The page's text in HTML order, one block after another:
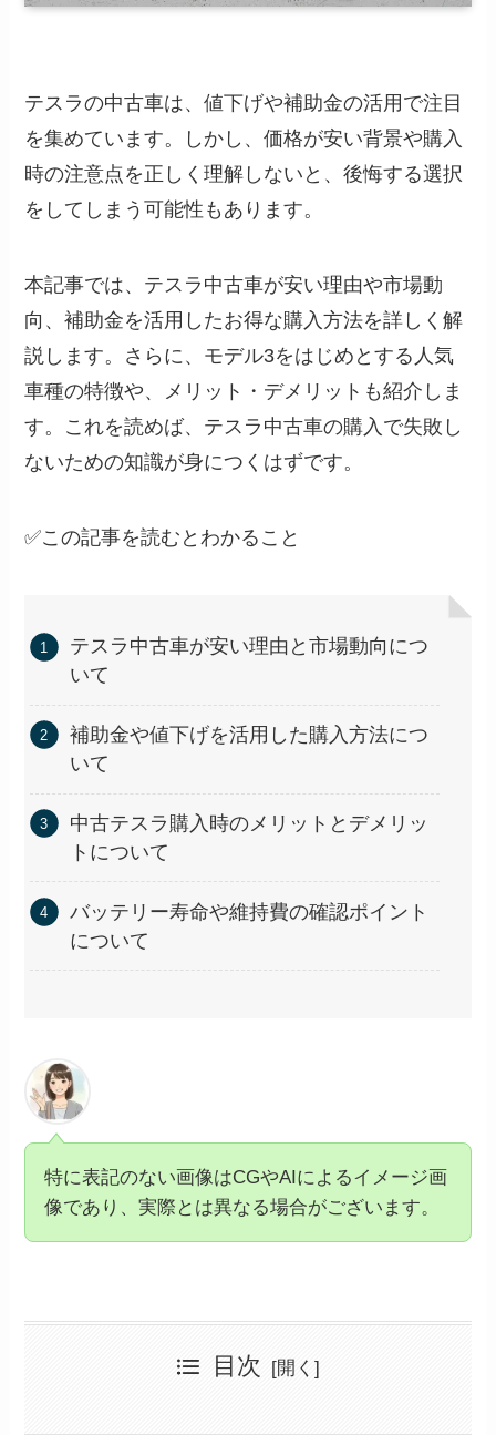
テスラの中古車は、値下げや補助金の活用で注目
を集めています。しかし、価格が安い背景や購入
時の注意点を正しく理解しないと、後悔する選択
をしてしまう可能性もあります。
本記事では、テスラ中古車が安い理由や市場動
向、補助金を活用したお得な購入方法を詳しく解
説します。さらに、モデル3をはじめとする人気
車種の特徴や、メリット・デメリットも紹介しま
す。これを読めば、テスラ中古車の購入で失敗し
ないための知識が身につくはずです。
✅この記事を読むとわかること
テスラ中古車が安い理由と市場動向につ
いて
補助金や値下げを活用した購入方法につ
いて
中古テスラ購入時のメリットとデメリッ
トについて
バッテリー寿命や維持費の確認ポイント
について
特に表記のない画像はCGやAIによるイメージ画
像であり、実際とは異なる場合がございます。
目次
テスラ専用アプリの利用で維持管理を効率化